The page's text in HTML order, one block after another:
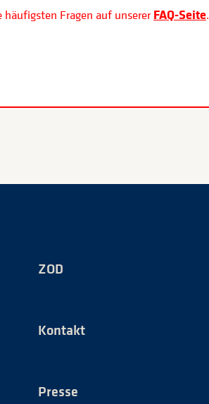
Fragen auf unserer FAQ-Seite.
ZOD
Kontakt
Presse